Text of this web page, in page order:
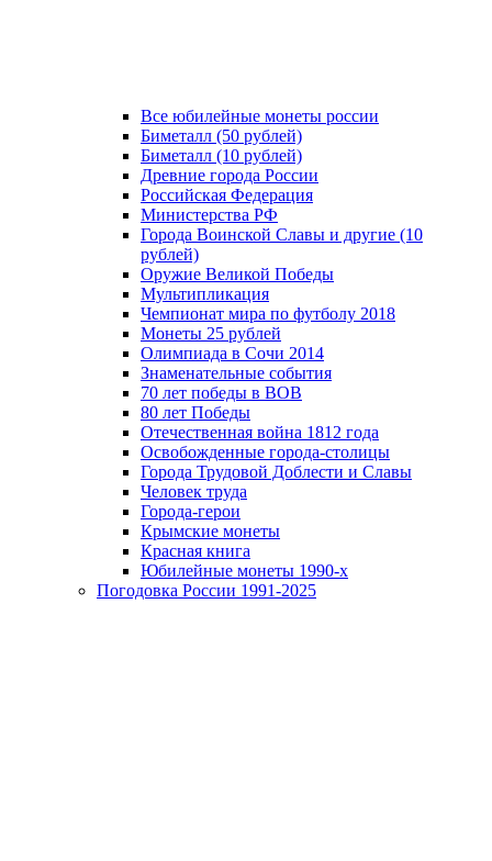
Все юбилейные монеты россии
Биметалл (50 рублей)
Биметалл (10 рублей)
Древние города России
Российская Федерация
Министерства РФ
Города Воинской Славы и другие (10
рублей)
Оружие Великой Победы
Мультипликация
Чемпионат мира по футболу 2018
Монеты 25 рублей
Олимпиада в Сочи 2014
Знаменательные события
70 лет победы в ВОВ
80 лет Победы
Отечественная война 1812 года
Освобожденные города-столицы
Города Трудовой Доблести и Славы
Человек труда
Города-герои
Крымские монеты
Красная книга
Юбилейные монеты 1990-х
Погодовка России 1991-2025